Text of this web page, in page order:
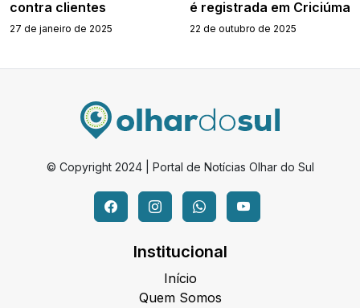
contra clientes
27 de janeiro de 2025
é registrada em Criciúma
22 de outubro de 2025
© Copyright 2024 | Portal de Notícias Olhar do Sul
Institucional
Início
Quem Somos